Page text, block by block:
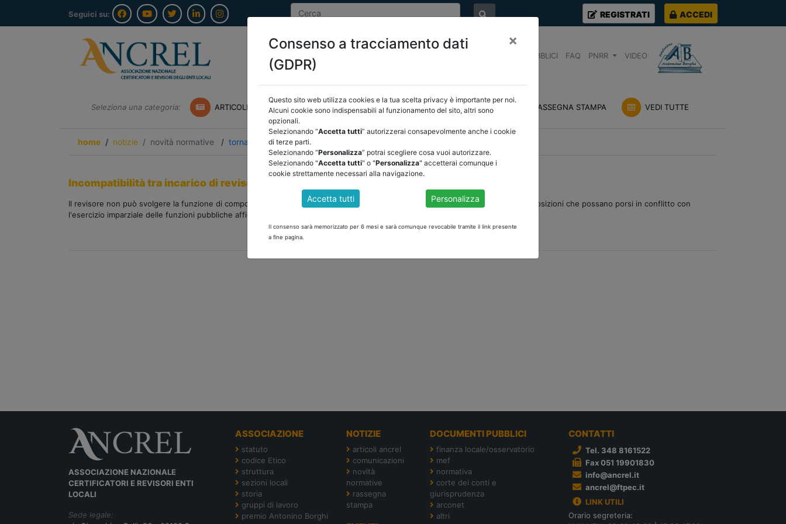
Seguici su: REGISTRATI ACCEDI
DOCUMENTI PUBBLICI FAQ PNRR VIDEO
Seleziona una categoria: ARTICOLI ANCREL COMUNICAZIONI NOVITÀ NORMATIVE RASSEGNA STAMPA VEDI TUTTE
home notizie novità normative / torna indietro
Incompatibilità tra incarico di revisore e componente OIV nello stesso ente
Il revisore non può svolgere la funzione di componente dell'OIV nel medesimo ente locale per evitare l'insorgenza di eventuali posizioni che possano porsi in conflitto con
l'esercizio imparziale delle funzioni pubbliche affidate
ASSOCIAZIONE NAZIONALE
CERTIFICATORI E REVISORI ENTI
LOCALI
Sede legale:
ASSOCIAZIONE
statuto
codice Etico
struttura
sezioni locali
storia
gruppi di lavoro
premio Antonino Borghi
NOTIZIE
articoli ancrel
comunicazioni
novità
normative
rassegna
stampa
DOCUMENTI PUBBLICI
finanza locale/osservatorio
mef
normativa
corte dei conti e
giurisprudenza
arconet
altri
CONTATTI
Tel. 348 8161522
Fax 051 19901830
info@ancrel.it
ancrel@ftpec.it
LINK UTILI
Orario segreteria:
Consenso a tracciamento dati
(GDPR)
×
Questo sito web utilizza cookies e la tua scelta privacy è importante per noi.
Alcuni cookie sono indispensabili al funzionamento del sito, altri sono
opzionali.
Selezionando “Accetta tutti” autorizzerai consapevolmente anche i cookie
di terze parti.
Selezionando “Personalizza” potrai scegliere cosa vuoi autorizzare.
Selezionando "Accetta tutti" o "Personalizza" accetterai comunque i
cookie strettamente necessari alla navigazione.
Accetta tutti Personalizza
Il consenso sarà memorizzato per 6 mesi e sarà comunque revocabile tramite il link presente
a fine pagina.